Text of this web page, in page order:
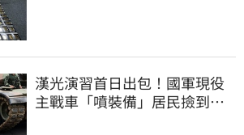
漢光演習首日出包！國軍現役
主戰車「噴裝備」居民撿到零